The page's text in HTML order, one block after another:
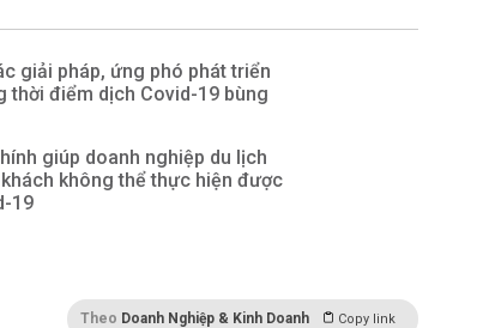
giải pháp, ứng phó phát triển
thời điểm dịch Covid-19 bùng
giúp doanh nghiệp du lịch
không thể thực hiện được
19
Theo Doanh Nghiệp & Kinh Doanh Copy link